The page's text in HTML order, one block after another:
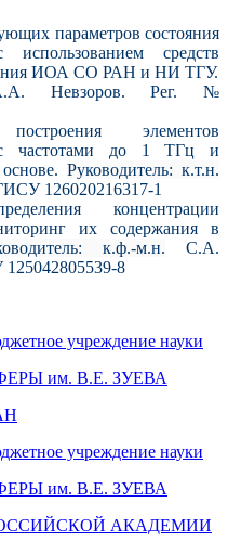
параметров состояния
средств
ИОА СО РАН и НИ ТГУ.
Невзоров. Рег. №
элементов
с частотами до 1 ТГц и
Руководитель: к.т.н.
126020216317-1
концентрации
их содержания в
к.ф.-м.н. С.А.
8
учреждение науки
им. В.Е. ЗУЕВА
учреждение науки
им. В.Е. ЗУЕВА
АКАДЕМИИ